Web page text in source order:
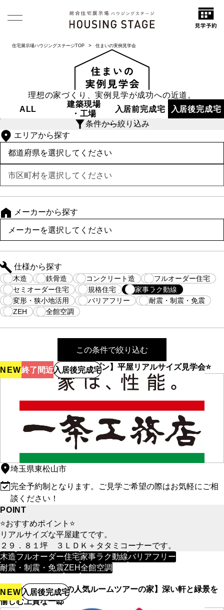
住宅展示場ハウジングステージTOP 住まいの実例見学会
理想の家づくり、実例見学が成功への近道。
ALL
建築現場
・工場
入居前完成宅 入居後完成宅
条件から絞り込み
エリアから探す
メーカーから探す
仕様から探す
木造 鉄骨造 コンクリート造
フルオーダー住宅
セミオーダー住宅
規格住宅
家事ラク動線
変形・狭小地活用
バリアフリー
耐震・制震・免震
ZEH
全館空調
この条件で絞り込む
NEW終了間近入居後完成宅
⭐【宿泊体験棟ＮＥＷオープン】平屋リアルサイズ見学会⭐
埼玉県東松山市
完全予約制となります。ご見学ご希望の際はお気軽にご相
談ください！
POINT
⭐おすすめポイント⭐
リアルサイズな平屋建てです。
２９．８１坪 ３ＬＤＫ＋タタミコーナーです。
木造フルオーダー住宅家事ラク動線バリアフリー
耐震・制震・免震ZEH全館空調
NEW入居後完成宅
【YouTubeで話題の人気ルームツアーの家】深い軒と緑景を
愉しむ上質な一邸